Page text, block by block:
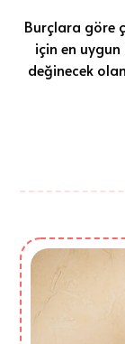
Burçlara göre
için en
değinecek